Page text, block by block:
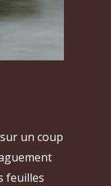
un coup
feuilles